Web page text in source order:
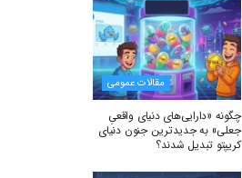
مقالات عمومی
چگونه «دارایی‌های دنیای واقعیِ
جعلی» به جدیدترین جنون دنیای
کریپتو تبدیل شدند؟